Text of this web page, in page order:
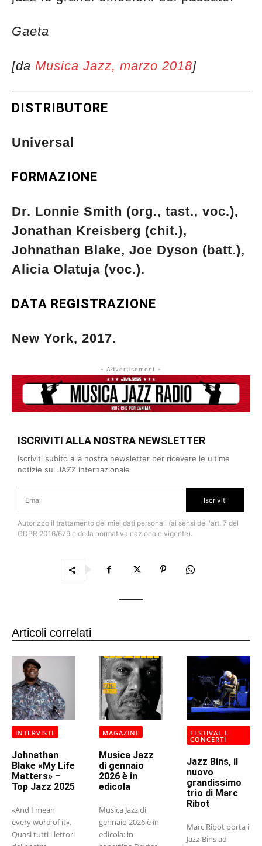
Gaeta
[da Musica Jazz, marzo 2018]
DISTRIBUTORE
Universal
FORMAZIONE
Dr. Lonnie Smith (org., tast., voc.),
Jonathan Kreisberg (chit.),
Johnathan Blake, Joe Dyson (batt.),
Alicia Olatuja (voc.).
DATA REGISTRAZIONE
New York, 2017.
- Advertisement -
ISCRIVITI ALLA NOSTRA NEWSLETTER
Iscriviti subito alla nostra newsletter per ricevere le ultime
notizie sul JAZZ internazionale
Iscriviti
Autorizzo il trattamento dei miei dati personali (ai sensi dell'art. 7 del
GDPR 2016/679 e della normativa nazionale vigente).
Articoli correlati
INTERVISTE
Johnathan
Blake «My Life
Matters» –
Top Jazz 2025
«And I mean
every word of it».
Quasi tutti i lettori
MAGAZINE
Musica Jazz
di gennaio
2026 è in
edicola
Musica Jazz di
gennaio 2026 è in
edicola: in
FESTIVAL E
CONCERTI
Jazz Bins, il
nuovo
grandissimo
trio di Marc
Ribot
Marc Ribot porta i
Jazz-Bins ad